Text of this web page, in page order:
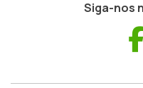
Siga-nos